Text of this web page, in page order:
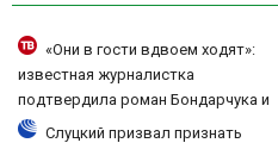
«Они в гости вдвоем ходят»:
известная журналистка
подтвердила роман Бондарчука и
Исаковой
Слуцкий призвал признать